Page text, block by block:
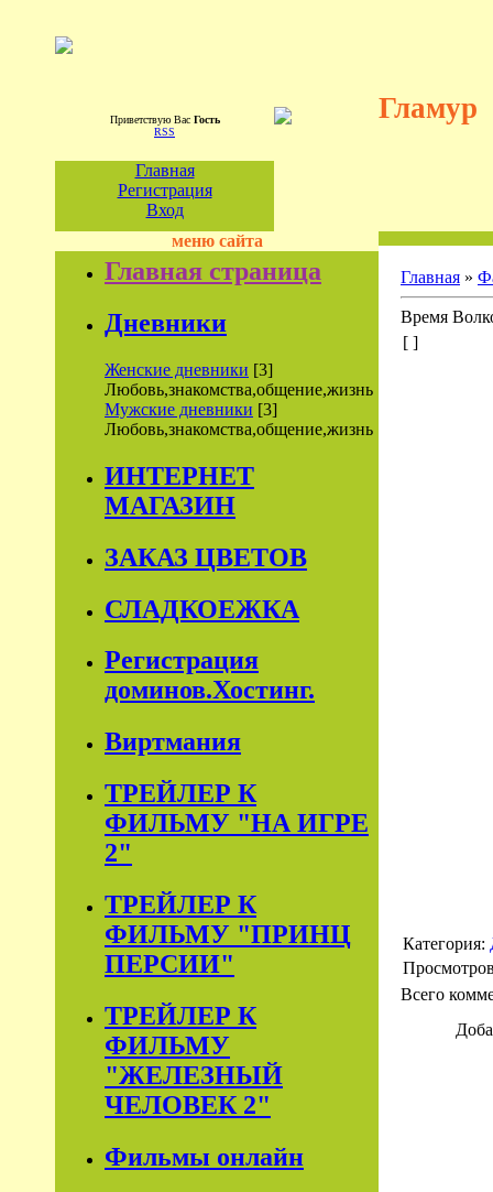
Приветствую Вас Гость
RSS
Гламур
Главная
Регистрация
Вход
меню сайта
Главная страница
Дневники
Женские дневники [3]
Любовь,знакомства,общение,жизнь
Мужские дневники [3]
Любовь,знакомства,общение,жизнь
ИНТЕРНЕТ
МАГАЗИН
ЗАКАЗ ЦВЕТОВ
СЛАДКОЕЖКА
Регистрация
доминов.Хостинг.
Виртмания
ТРЕЙЛЕР К
ФИЛЬМУ "НА ИГРЕ
2"
ТРЕЙЛЕР К
ФИЛЬМУ "ПРИНЦ
ПЕРСИИ"
ТРЕЙЛЕР К
ФИЛЬМУ
"ЖЕЛЕЗНЫЙ
ЧЕЛОВЕК 2"
Фильмы онлайн
Главная »
Время
[ ]
Категория:
Всего